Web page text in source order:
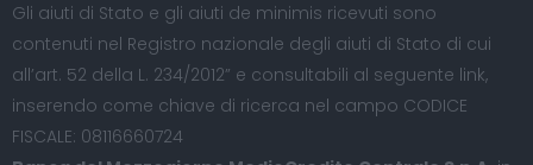
Gli aiuti di Stato e gli aiuti de minimis ricevuti sono
contenuti nel Registro nazionale degli aiuti di Stato di cui
all’art. 52 della L. 234/2012” e consultabili al seguente link,
inserendo come chiave di ricerca nel campo CODICE
FISCALE: 08116660724